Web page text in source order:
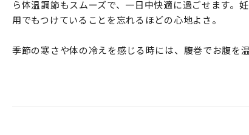
ら体温調節もスムーズで、一日中快適に過ごせます。
用でもつけていることを忘れるほどの心地よさ。
季節の寒さや体の冷えを感じる時には、腹巻でお腹を